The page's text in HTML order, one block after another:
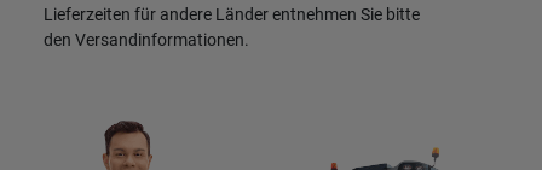
Lieferzeiten für andere Länder entnehmen Sie bitte
den Versandinformationen.